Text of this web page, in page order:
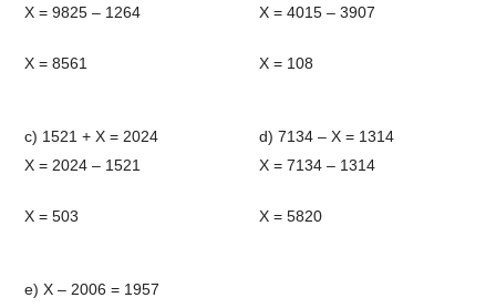
X = 9825 – 1264
X = 8561
X = 4015 – 3907
X = 108
c) 1521 + X = 2024
X = 2024 – 1521
X = 503
d) 7134 – X = 1314
X = 7134 – 1314
X = 5820
e) X – 2006 = 1957